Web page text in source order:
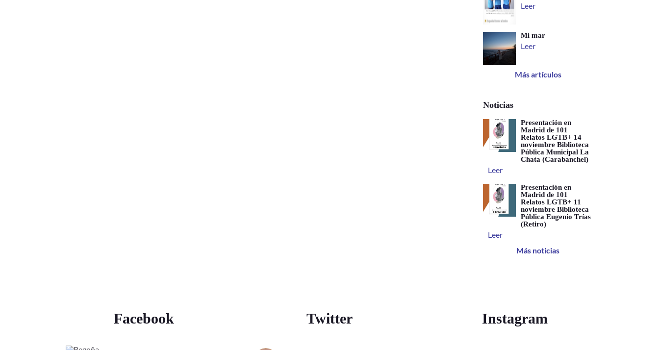
Leer
Mi mar
Leer
Más artículos
Noticias
Presentación en
Madrid de 101
Relatos LGTB+ 14
noviembre Biblioteca
Pública Municipal La
Chata (Carabanchel)
Leer
Presentación en
Madrid de 101
Relatos LGTB+ 11
noviembre Biblioteca
Pública Eugenio Trías
(Retiro)
Leer
Más noticias
Facebook Twitter Instagram